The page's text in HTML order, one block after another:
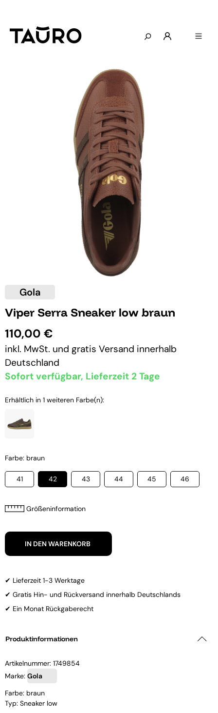
Gola
Viper Serra Sneaker low braun
110,00 €
inkl. MwSt. und gratis Versand innerhalb
Deutschland
Sofort verfügbar, Lieferzeit 2 Tage
Erhältlich in 1 weiteren Farbe(n):
Farbe: braun
41 42 43 44 45 46
Größeninformation
IN DEN WARENKORB
✔ Lieferzeit 1-3 Werktage
✔ Gratis Hin- und Rückversand innerhalb Deutschlands
✔ Ein Monat Rückgaberecht
Produktinformationen
Artikelnummer: 1749854
Marke: Gola
Farbe: braun
Typ: Sneaker low